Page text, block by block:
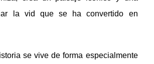
la vid que se ha convertido en
se vive de forma especialmente